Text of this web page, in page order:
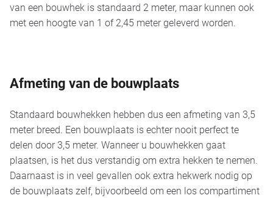
van een bouwhek is standaard 2 meter, maar kunnen ook
met een hoogte van 1 of 2,45 meter geleverd worden.
Afmeting van de bouwplaats
Standaard bouwhekken hebben dus een afmeting van 3,5
meter breed. Een bouwplaats is echter nooit perfect te
delen door 3,5 meter. Wanneer u bouwhekken gaat
plaatsen, is het dus verstandig om extra hekken te nemen.
Daarnaast is in veel gevallen ook extra hekwerk nodig op
de bouwplaats zelf, bijvoorbeeld om een los compartiment